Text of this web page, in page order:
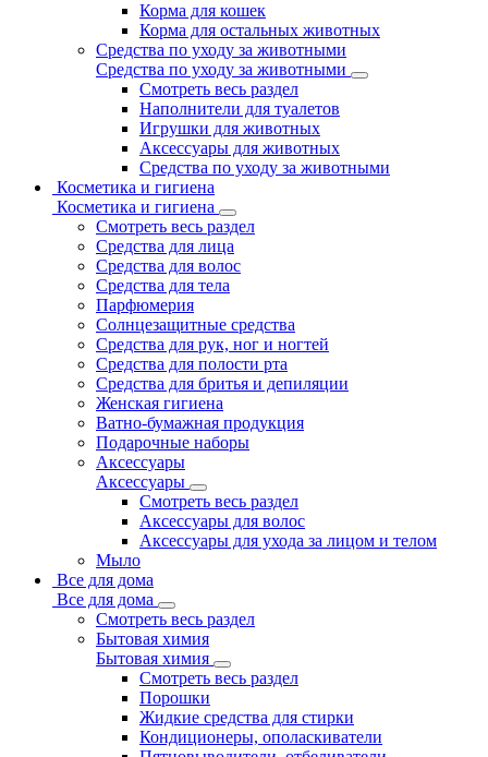
Корма для кошек
Корма для остальных животных
Средства по уходу за животными
Средства по уходу за животными
Смотреть весь раздел
Наполнители для туалетов
Игрушки для животных
Аксессуары для животных
Средства по уходу за животными
Косметика и гигиена
Косметика и гигиена
Смотреть весь раздел
Средства для лица
Средства для волос
Средства для тела
Парфюмерия
Солнцезащитные средства
Средства для рук, ног и ногтей
Средства для полости рта
Средства для бритья и депиляции
Женская гигиена
Ватно-бумажная продукция
Подарочные наборы
Аксессуары
Аксессуары
Смотреть весь раздел
Аксессуары для волос
Аксессуары для ухода за лицом и телом
Мыло
Все для дома
Все для дома
Смотреть весь раздел
Бытовая химия
Бытовая химия
Смотреть весь раздел
Порошки
Жидкие средства для стирки
Кондиционеры, ополаскиватели